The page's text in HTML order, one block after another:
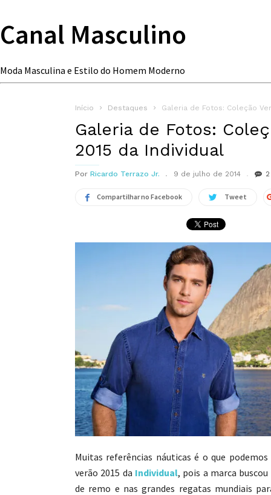
Canal Masculino
Moda Masculina e Estilo do Homem Moderno
Início Destaques Galeria de Fotos: Coleção
Galeria de Fotos:
2015 da Individual
Por Ricardo Terrazo Jr. 9 de julho de 2014 2
Compartilhar no Facebook Tweet
Muitas referências náuticas é o que
verão 2015 da Individual, pois a marca
de remo e nas grandes regatas mundiais